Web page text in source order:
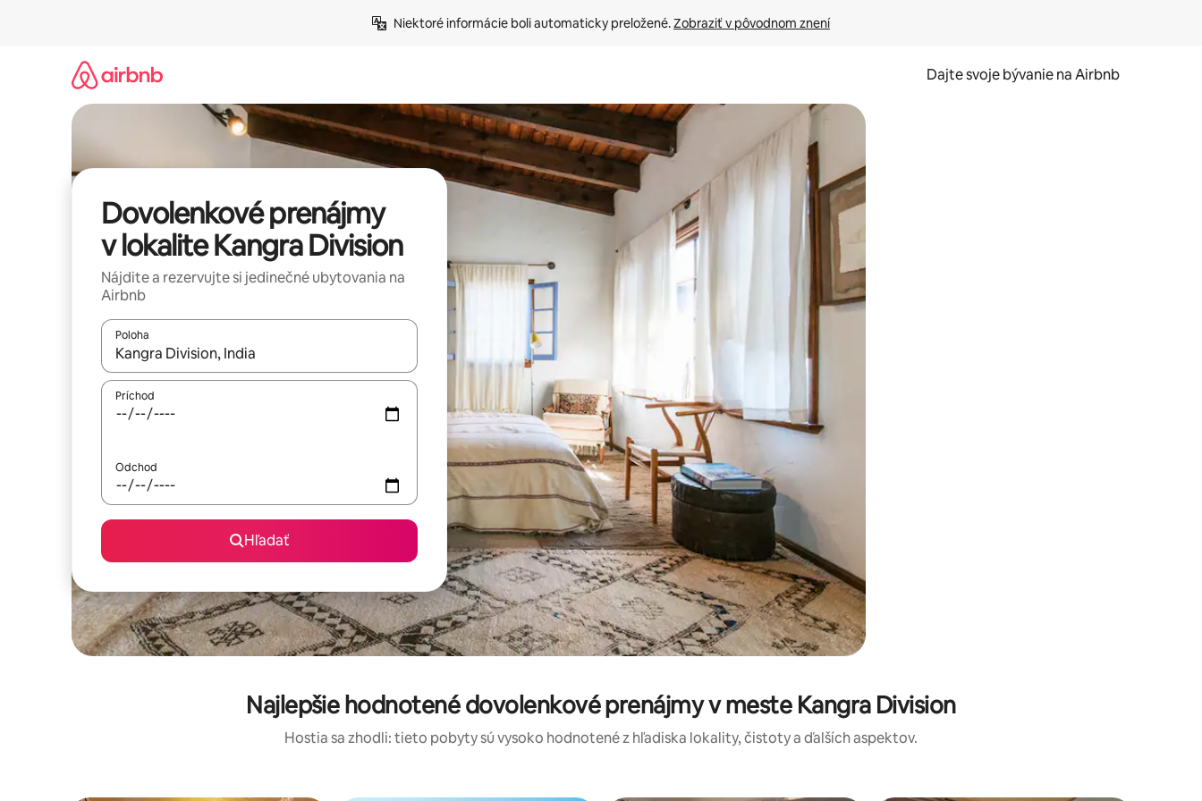
Niektoré informácie boli automaticky preložené. Zobraziť v pôvodnom znení
Dajte svoje bývanie na Airbnb
Dovolenkové prenájmy
v lokalite Kangra Division
Nájdite a rezervujte si jedinečné ubytovania na
Airbnb
Poloha
Keď budú výsledky k dispozícii, môžete si ich prechádzať pomocou klávesov so šípkami nahor a nadol alebo ich preskúmať pomocou dotykových gest či potiahnutia prstom.
Príchod
Odchod
Hľadať
Najlepšie hodnotené dovolenkové prenájmy v meste Kangra Division
Hostia sa zhodli: tieto pobyty sú vysoko hodnotené z hľadiska lokality, čistoty a ďalších aspektov.